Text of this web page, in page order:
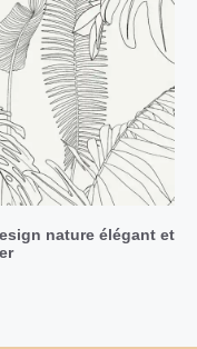
nature élégant et